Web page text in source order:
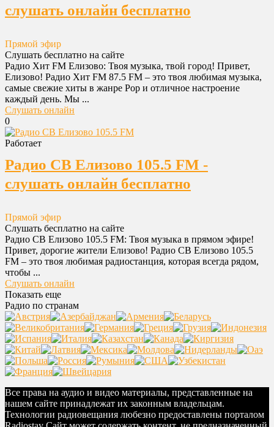
слушать онлайн бесплатно
Прямой эфир
Слушать бесплатно на сайте
Радио Хит FM Елизово: Твоя музыка, твой город! Привет,
Елизово! Радио Хит FM 87.5 FM – это твоя любимая музыка,
самые свежие хиты в жанре Pop и отличное настроение
каждый день. Мы ...
Слушать онлайн
0
Работает
Радио СВ Елизово 105.5 FM -
слушать онлайн бесплатно
Прямой эфир
Слушать бесплатно на сайте
Радио СВ Елизово 105.5 FM: Твоя музыка в прямом эфире!
Привет, дорогие жители Елизово! Радио СВ Елизово 105.5
FM – это твоя любимая радиостанция, которая всегда рядом,
чтобы ...
Слушать онлайн
Показать еще
Радио по странам
Все права на аудио и видео материалы, представленные на
нашем сайте принадлежат их законным владельцам.
Технологии радиовещания любезно предоставлены порталом